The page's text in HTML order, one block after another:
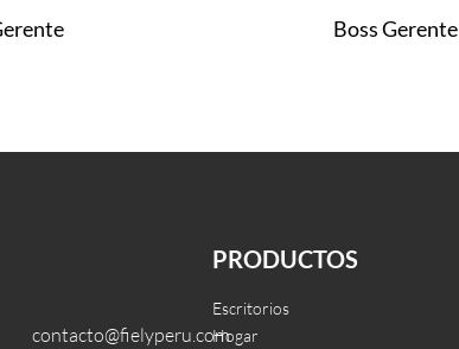
Boss Gerente
contacto@fielyperu.com
PRODUCTOS
Escritorios
Hogar